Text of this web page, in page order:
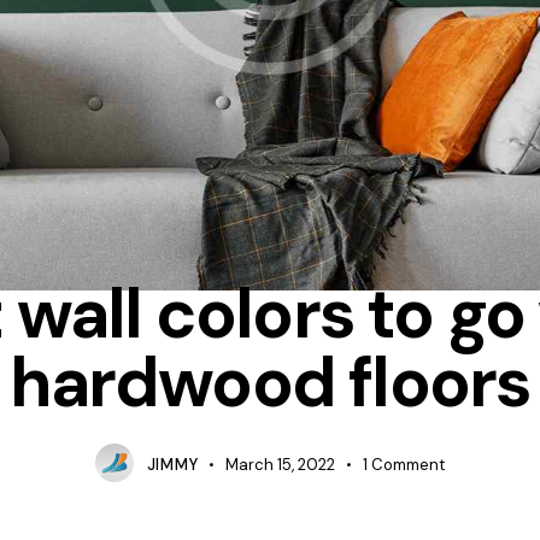
IDEAS
wall colors to
hardwood floors
JIMMY March 15, 2022 1 Comment